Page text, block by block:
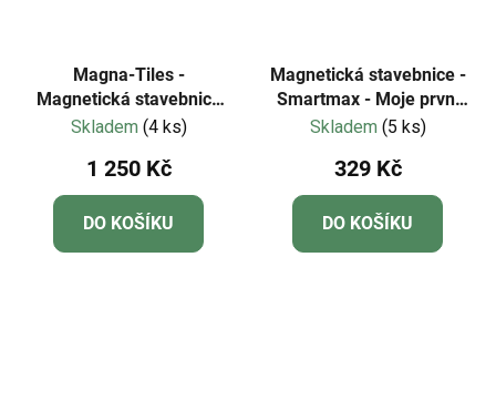
Magna-Tiles -
Magnetická stavebnice
Fire Rescue 27 dílů
Skladem (4 ks)
1 250 Kč
DO KOŠÍKU
Magnetická stavebnice -
Smartmax - Moje první
letadlo
Skladem (5 ks)
329 Kč
DO KOŠÍKU